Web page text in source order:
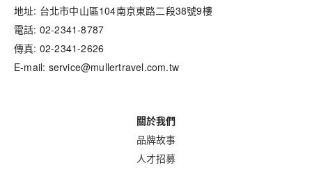
地址: 台北市中山區104南京東路二段38號9樓
電話: 02-2341-8787
傳真: 02-2341-2626
E-mail: service@mullertravel.com.tw
關於我們
品牌故事
人才招募